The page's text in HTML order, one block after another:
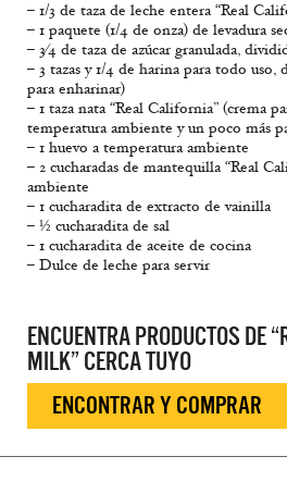
– 1/3 de taza de leche entera “Real
– 1 paquete (1/4 de onza) de levadura
– 3⁄4 de taza de azúcar granulada,
– 3 tazas y 1/4 de harina para todo uso,
para enharinar)
– 1 taza nata “Real California” (crema
temperatura ambiente y un poco más
– 1 huevo a temperatura ambiente
– 2 cucharadas de mantequilla “Real
ambiente
– 1 cucharadita de extracto de vainilla
– ½ cucharadita de sal
– 1 cucharadita de aceite de cocina
– Dulce de leche para servir
ENCUENTRA PRODUCTOS DE
MILK” CERCA TUYO
ENCONTRAR Y COMPRAR